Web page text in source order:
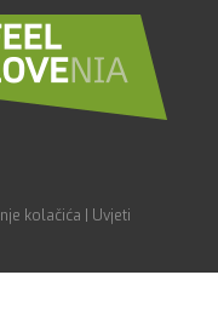
kolačića
Uvjeti